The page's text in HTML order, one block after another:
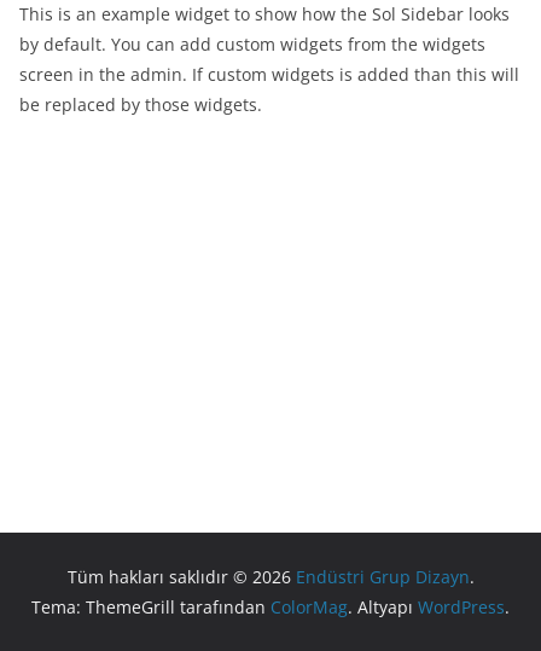
This is an example widget to show how the Sol Sidebar looks
by default. You can add custom widgets from the widgets
screen in the admin. If custom widgets is added than this will
be replaced by those widgets.
Tüm hakları saklıdır © 2026 Endüstri Grup Dizayn.
Tema: ThemeGrill tarafından ColorMag. Altyapı WordPress.